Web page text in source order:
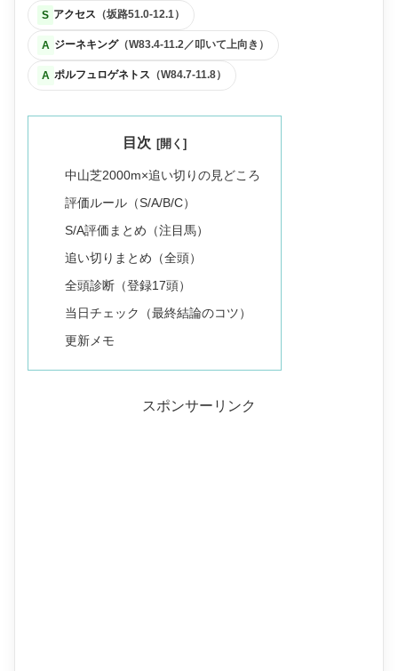
S アクセス （坂路51.0-12.1）
A ジーネキング（W83.4-11.2／叩いて上向き）
A ポルフュロゲネトス （W84.7-11.8）
目次
中山芝2000m×追い切りの見どころ
評価ルール（S/A/B/C）
S/A評価まとめ（注目馬）
追い切りまとめ（全頭）
全頭診断（登録17頭）
当日チェック（最終結論のコツ）
更新メモ
スポンサーリンク